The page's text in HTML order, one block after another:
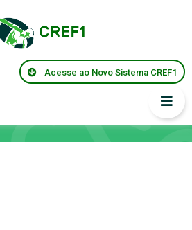
Acesse ao Novo Sistema CREF1